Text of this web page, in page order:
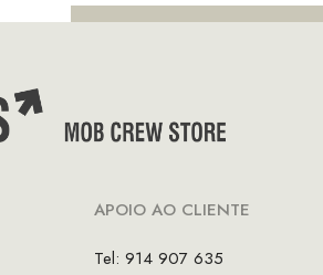
APOIO AO CLIENTE
Tel: 914 907 635